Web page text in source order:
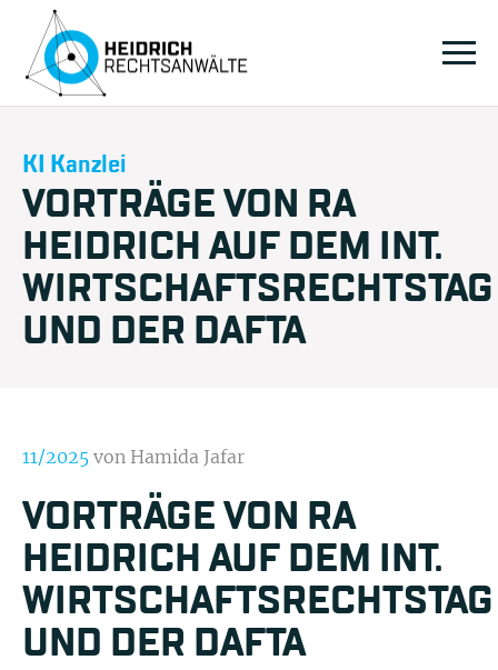
KI Kanzlei
VORTRÄGE VON RA
HEIDRICH AUF DEM INT.
WIRTSCHAFTSRECHTSTAG
UND DER DAFTA
11/2025 von Hamida Jafar
VORTRÄGE VON RA
HEIDRICH AUF DEM INT.
WIRTSCHAFTSRECHTSTAG
UND DER DAFTA